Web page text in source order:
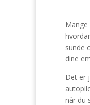
sunde
dine
Det er
når du